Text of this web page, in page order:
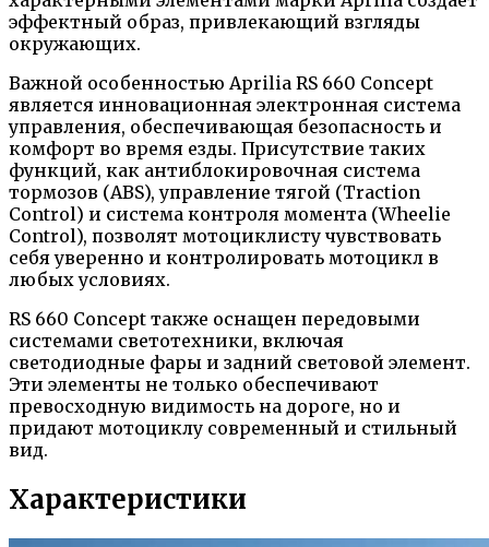
эффектный образ, привлекающий взгляды
окружающих.
Важной особенностью Aprilia RS 660 Concept
является инновационная электронная система
управления, обеспечивающая безопасность и
комфорт во время езды. Присутствие таких
функций, как антиблокировочная система
тормозов (ABS), управление тягой (Traction
Control) и система контроля момента (Wheelie
Control), позволят мотоциклисту чувствовать
себя уверенно и контролировать мотоцикл в
любых условиях.
RS 660 Concept также оснащен передовыми
системами светотехники, включая
светодиодные фары и задний световой элемент.
Эти элементы не только обеспечивают
превосходную видимость на дороге, но и
придают мотоциклу современный и стильный
вид.
Характеристики